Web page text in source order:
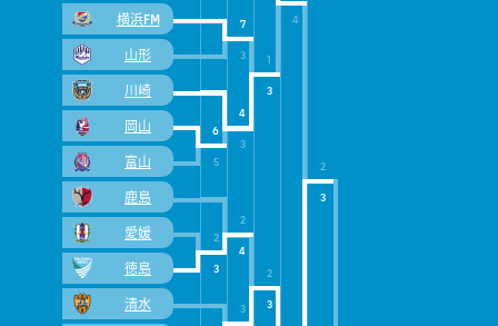
2
3
4
1
3
2
3
7
3
4
3
2
4
3
横浜FM
山形
川崎
6
岡山
5
富山
鹿島
2
愛媛
3
徳島
清水